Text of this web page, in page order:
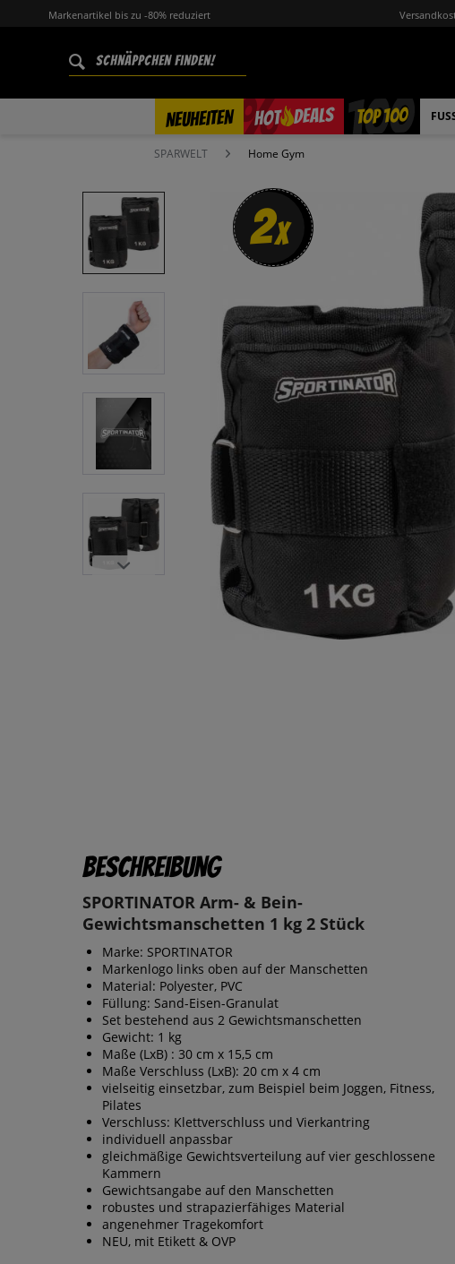
Markenartikel bis zu -80% reduziert
NEUHEITEN HOT DEALS
% TOP 100
SPARWELT Home Gym
2x
Beschreibung
SPORTINATOR Arm- & Bein-
Gewichtsmanschetten 1 kg 2 Stück
Marke: SPORTINATOR
Markenlogo links oben auf der Manschetten
Material: Polyester, PVC
Füllung: Sand-Eisen-Granulat
Set bestehend aus 2 Gewichtsmanschetten
Gewicht: 1 kg
Maße (LxB) : 30 cm x 15,5 cm
Maße Verschluss (LxB): 20 cm x 4 cm
vielseitig einsetzbar, zum Beispiel beim Joggen, Fitness,
Pilates
Verschluss: Klettverschluss und Vierkantring
individuell anpassbar
gleichmäßige Gewichtsverteilung auf vier geschlossene
Kammern
Gewichtsangabe auf den Manschetten
robustes und strapazierfähiges Material
angenehmer Tragekomfort
NEU, mit Etikett & OVP